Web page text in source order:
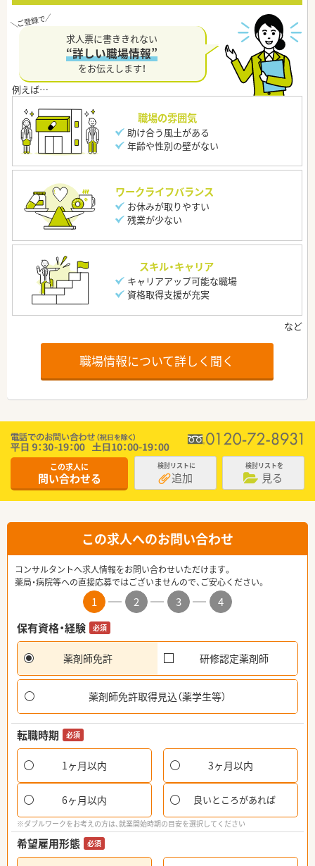
求人票に書ききれない
“詳しい職場情報”
をお伝えします！
職場の雰囲気
助け合う風土がある
年齢や性別の壁がない
ワークライフバランス
お休みが取りやすい
残業が少ない
スキル・キャリア
キャリアアップ可能な職場
資格取得支援が充実
職場情報について詳しく聞く
この求人に
問い合わせる
検討リストに
追加
検討リストを
見る
この求人へのお問い合わせ
コンサルタントへ求人情報をお問い合わせいただけます。
薬局・病院等への直接応募ではございませんので、ご安心ください。
1 2 3
4
保有資格・経験
必須
薬剤師免許 研修認定薬剤師
薬剤師免許取得見込（薬学生等）
転職時期 必須
1ヶ月以内 3ヶ月以内
6ヶ月以内 良いところがあれば
※ダブルワークをお考えの方は、就業開始時期の目安を選択してください
希望雇用形態 必須